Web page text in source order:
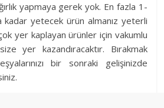
yapmaya gerek yok. En fazla 1-
yetecek ürün almanız yeterli
yer kaplayan ürünler için vakumlu
yer kazandıracaktır. Bırakmak
bir sonraki gelişinizde